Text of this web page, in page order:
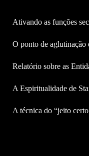
Ativando as funções
O ponto de aglutinação
Relatório sobre as
A Espiritualidade de
A técnica do “jeito